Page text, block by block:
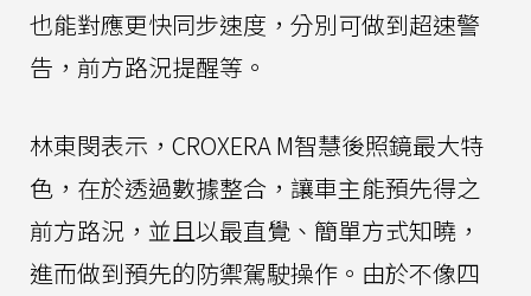
也能對應更快同步速度，分別可做到超速警
告，前方路況提醒等。
林東閔表示，CROXERA M智慧後照鏡最大特
色，在於透過數據整合，讓車主能預先得之
前方路況，並且以最直覺、簡單方式知曉，
進而做到預先的防禦駕駛操作。由於不像四